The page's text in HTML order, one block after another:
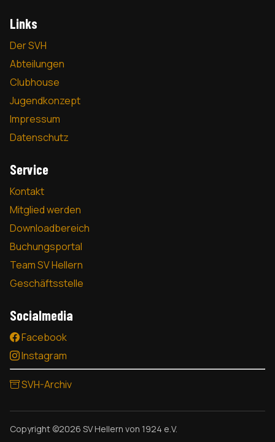
Links
Der SVH
Abteilungen
Clubhouse
Jugendkonzept
Impressum
Datenschutz
Service
Kontakt
Mitglied werden
Downloadbereich
Buchungsportal
Team SV Hellern
Geschäftsstelle
Socialmedia
Facebook
Instagram
SVH-Archiv
Copyright ©2026 SV Hellern von 1924 e.V.